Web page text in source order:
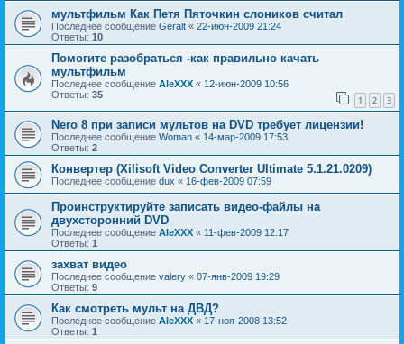
мультфильм Как Петя Пяточкин слоников считал
Последнее сообщение Geralt « 22-июн-2009 21:24
Ответы: 10
Помогите разобраться -как правильно качать
мультфильм
Последнее сообщение AleXXX « 12-июн-2009 10:56
Ответы: 35 1 2 3
Nero 8 при записи мультов на DVD требует лицензии!
Последнее сообщение Woman « 14-мар-2009 17:53
Ответы: 2
Конвертер (Xilisoft Video Converter Ultimate 5.1.21.0209)
Последнее сообщение dux « 16-фев-2009 07:59
Проинструктируйте записать видео-файлы на
двухсторонний DVD
Последнее сообщение AleXXX « 11-фев-2009 12:17
Ответы: 1
захват видео
Последнее сообщение valery « 07-янв-2009 19:29
Ответы: 9
Как смотреть мульт на ДВД?
Последнее сообщение AleXXX « 17-ноя-2008 13:52
Ответы: 1